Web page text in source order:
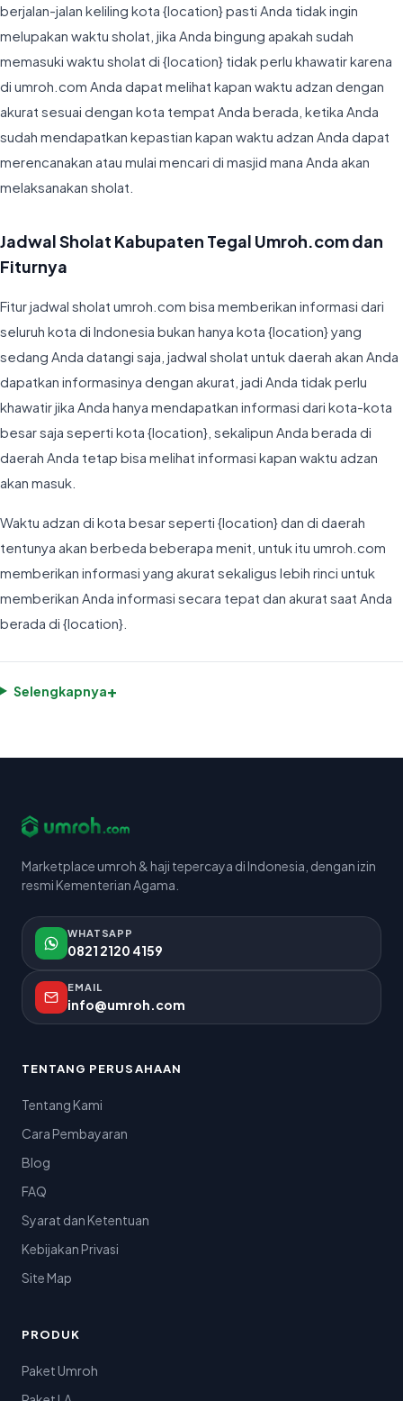
berjalan-jalan keliling kota {location} pasti Anda tidak ingin
melupakan waktu sholat, jika Anda bingung apakah sudah
memasuki waktu sholat di {location} tidak perlu khawatir karena
di umroh.com Anda dapat melihat kapan waktu adzan dengan
akurat sesuai dengan kota tempat Anda berada, ketika Anda
sudah mendapatkan kepastian kapan waktu adzan Anda dapat
merencanakan atau mulai mencari di masjid mana Anda akan
melaksanakan sholat.
Jadwal Sholat Kabupaten Tegal Umroh.com dan
Fiturnya
Fitur jadwal sholat umroh.com bisa memberikan informasi dari
seluruh kota di Indonesia bukan hanya kota {location} yang
sedang Anda datangi saja, jadwal sholat untuk daerah akan Anda
dapatkan informasinya dengan akurat, jadi Anda tidak perlu
khawatir jika Anda hanya mendapatkan informasi dari kota-kota
besar saja seperti kota {location}, sekalipun Anda berada di
daerah Anda tetap bisa melihat informasi kapan waktu adzan
akan masuk.
Waktu adzan di kota besar seperti {location} dan di daerah
tentunya akan berbeda beberapa menit, untuk itu umroh.com
memberikan informasi yang akurat sekaligus lebih rinci untuk
memberikan Anda informasi secara tepat dan akurat saat Anda
berada di {location}.
Selengkapnya+
Marketplace umroh & haji tepercaya di Indonesia, dengan izin
resmi Kementerian Agama.
WHATSAPP
0821 2120 4159
EMAIL
info@umroh.com
TENTANG PERUSAHAAN
Tentang Kami
Cara Pembayaran
Blog
FAQ
Syarat dan Ketentuan
Kebijakan Privasi
Site Map
PRODUK
Paket Umroh